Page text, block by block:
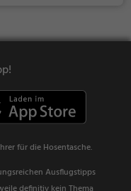
für die Hosentasche.
Ausflugstipps